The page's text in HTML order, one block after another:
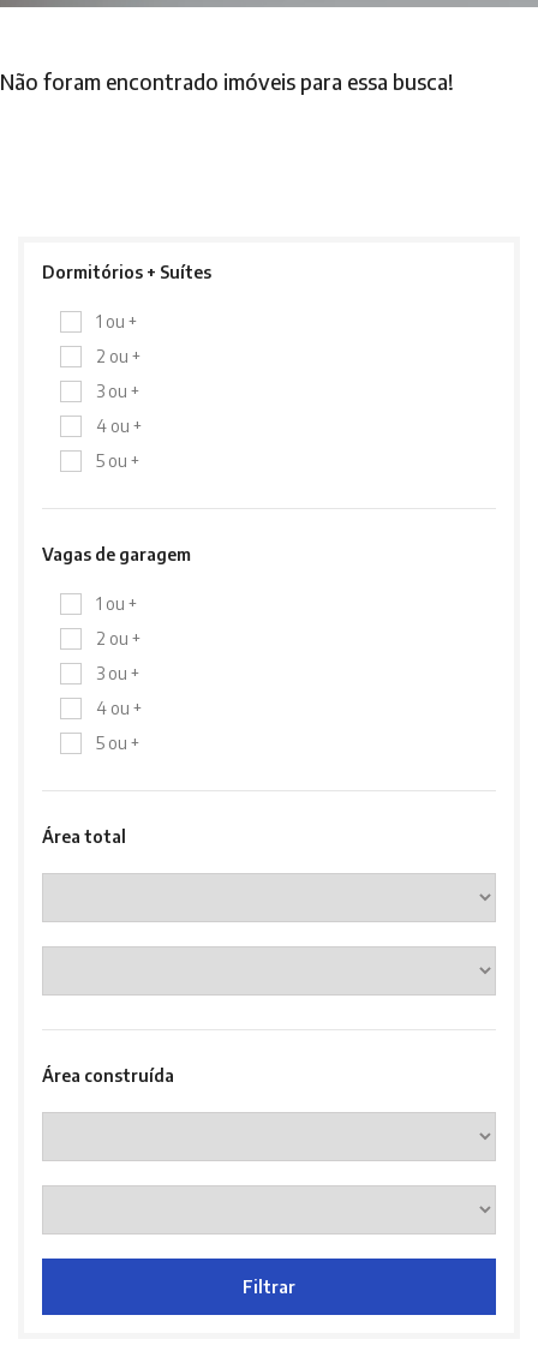
Não foram encontrado imóveis para essa busca!
Dormitórios + Suítes
1 ou +
2 ou +
3 ou +
4 ou +
5 ou +
Vagas de garagem
1 ou +
2 ou +
3 ou +
4 ou +
5 ou +
Área total
Área construída
Filtrar